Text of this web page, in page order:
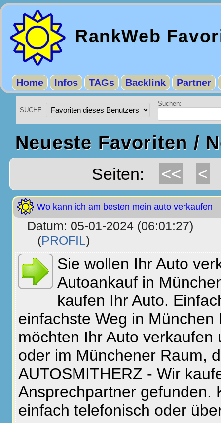
RankWeb
Home Infos TAGs Backlink Partner
SUCHE:
Suchen:
Neueste Favoriten /
Seiten: << <
Wo kann ich am besten mein auto verkaufen
Datum: 05-01-2024 (06:01:27)
(PROFIL)
Sie wollen Ihr Auto
Autoankauf in
kaufen Ihr Auto.
einfachste Weg in
möchten Ihr Auto
oder im Münchener Raum,
AUTOSMITHERZ - Wir
Ansprechpartner gefunden.
einfach telefonisch oder